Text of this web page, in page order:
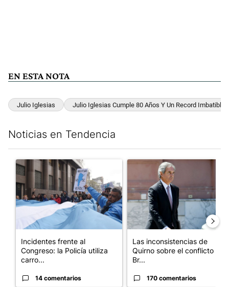
EN ESTA NOTA
Julio Iglesias Julio Iglesias Cumple 80 Años Y Un Record Imbatible
Noticias en Tendencia
Un artículo de tendencia con el título "Incidentes frente al
Incidentes frente al
Congreso: la Policía utiliza
carro...
14 comentarios
Un artículo de tendencia con
Las inconsistencias de
Quirno sobre el conflicto con
Br...
170 comentarios